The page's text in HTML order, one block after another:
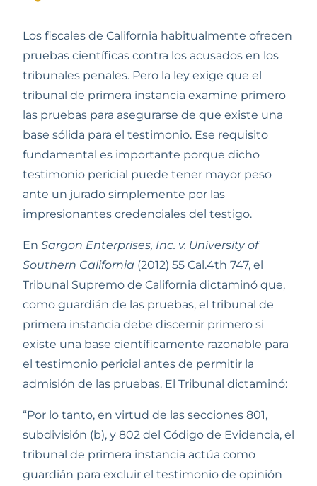
Venta
Tratamiento Obligatorio
Por Ciertos Delitos De
Drogas
Los fiscales de California habitualmente ofrecen
pruebas científicas contra los acusados en los
tribunales penales. Pero la ley exige que el
tribunal de primera instancia examine primero
las pruebas para asegurarse de que existe una
base sólida para el testimonio. Ese requisito
fundamental es importante porque dicho
testimonio pericial puede tener mayor peso
ante un jurado simplemente por las
impresionantes credenciales del testigo.
En Sargon Enterprises, Inc. v. University of
Southern California (2012) 55 Cal.4th 747, el
Tribunal Supremo de California dictaminó que,
como guardián de las pruebas, el tribunal de
primera instancia debe discernir primero si
existe una base científicamente razonable para
el testimonio pericial antes de permitir la
admisión de las pruebas. El Tribunal dictaminó:
“Por lo tanto, en virtud de las secciones 801,
subdivisión (b), y 802 del Código de Evidencia, el
tribunal de primera instancia actúa como
guardián para excluir el testimonio de opinión